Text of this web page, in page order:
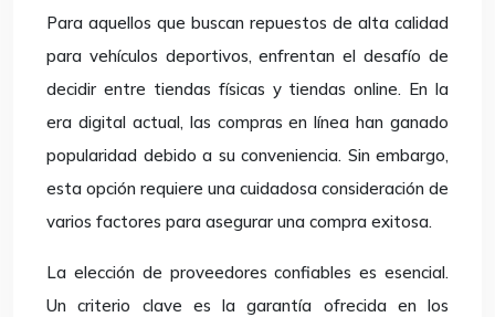
Para aquellos que buscan repuestos de alta calidad
para vehículos deportivos, enfrentan el desafío de
decidir entre tiendas físicas y tiendas online. En la
era digital actual, las compras en línea han ganado
popularidad debido a su conveniencia. Sin embargo,
esta opción requiere una cuidadosa consideración de
varios factores para asegurar una compra exitosa.
La elección de proveedores confiables es esencial.
Un criterio clave es la garantía ofrecida en los